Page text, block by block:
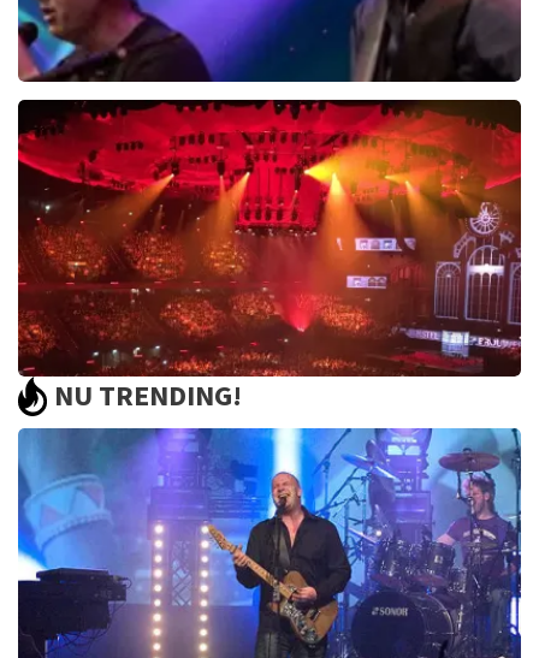
Edwin Evers Band
729+reviews
BEKIJKEN
Vrienden Van Amstel Live
1252+ reviews
BEKIJKEN
NU TRENDING!